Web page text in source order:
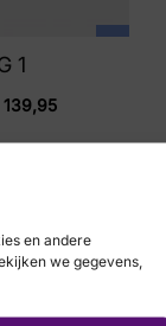
en andere
we gegevens,
1